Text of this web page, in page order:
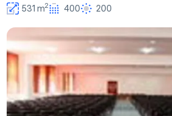
531 m2 400 200